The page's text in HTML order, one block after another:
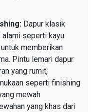
Dapur klasik
alami seperti kayu
memberikan
Pintu lemari dapur
yang rumit,
seperti finishing
mewah
yang khas dari